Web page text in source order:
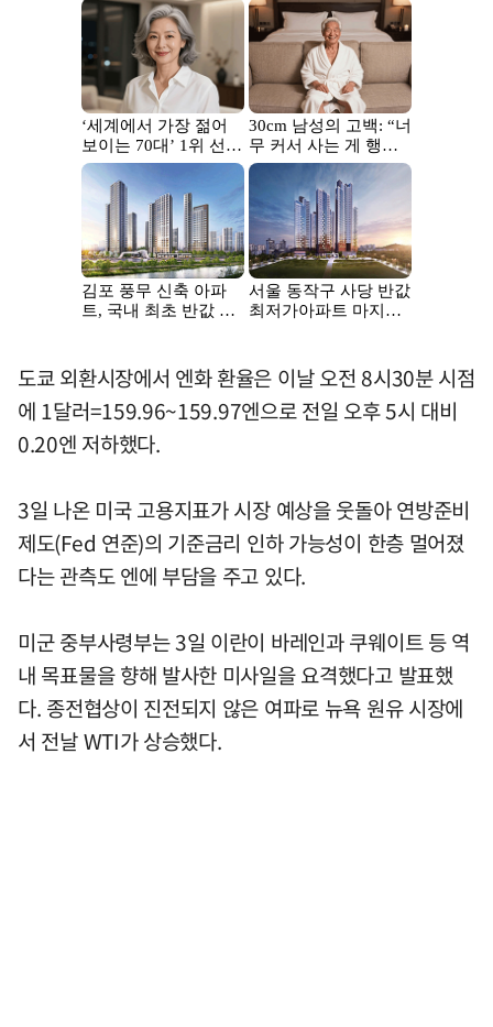
도쿄 외환시장에서 엔화 환율은 이날 오전 8시30분 시점
에 1달러=159.96~159.97엔으로 전일 오후 5시 대비
0.20엔 저하했다.
3일 나온 미국 고용지표가 시장 예상을 웃돌아 연방준비
제도(Fed 연준)의 기준금리 인하 가능성이 한층 멀어졌
다는 관측도 엔에 부담을 주고 있다.
미군 중부사령부는 3일 이란이 바레인과 쿠웨이트 등 역
내 목표물을 향해 발사한 미사일을 요격했다고 발표했
다. 종전협상이 진전되지 않은 여파로 뉴욕 원유 시장에
서 전날 WTI가 상승했다.